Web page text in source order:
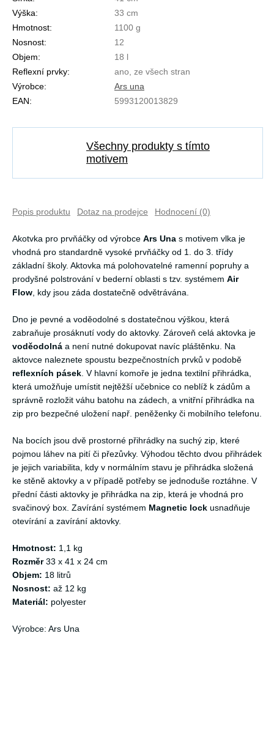
Výška:
33 cm
Hmotnost:
1100 g
Nosnost:
12
Objem:
18 l
Reflexní prvky:
ano, ze všech stran
Výrobce:
Ars una
EAN:
5993120013829
Všechny produkty s tímto
motivem
Popis produktu Dotaz na prodejce Hodnocení (0)
Akotvka pro prvňáčky od výrobce Ars Una s motivem vlka je
vhodná pro standardně vysoké prvňáčky od 1. do 3. třídy
základní školy. Aktovka má polohovatelné ramenní popruhy a
prodyšné polstrování v bederní oblasti s tzv. systémem Air
Flow, kdy jsou záda dostatečně odvětrávána.
Dno je pevné a voděodolné s dostatečnou výškou, která
zabraňuje prosáknutí vody do aktovky. Zároveň celá aktovka je
voděodolná a není nutné dokupovat navíc pláštěnku. Na
aktovce naleznete spoustu bezpečnostních prvků v podobě
reflexních pásek. V hlavní komoře je jedna textilní přihrádka,
která umožňuje umístit nejtěžší učebnice co neblíž k zádům a
správně rozložit váhu batohu na zádech, a vnitřní přihrádka na
zip pro bezpečné uložení např. peněženky či mobilního telefonu.
Na bocích jsou dvě prostorné přihrádky na suchý zip, které
pojmou láhev na pití či přezůvky. Výhodou těchto dvou přihrádek
je jejich variabilita, kdy v normálním stavu je přihrádka složená
ke stěně aktovky a v případě potřeby se jednoduše roztáhne. V
přední části aktovky je přihrádka na zip, která je vhodná pro
svačinový box. Zavírání systémem Magnetic lock usnadňuje
otevírání a zavírání aktovky.
Hmotnost: 1,1 kg
Rozměr33 x 41 x 24 cm
Objem: 18 litrů
Nosnost: až 12 kg
Materiál: polyester
Výrobce: Ars Una